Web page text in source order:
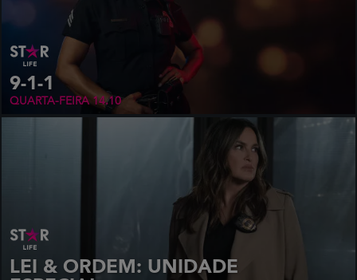
9-1-1
QUARTA-FEIRA14.10
LEI & ORDEM: UNIDADE